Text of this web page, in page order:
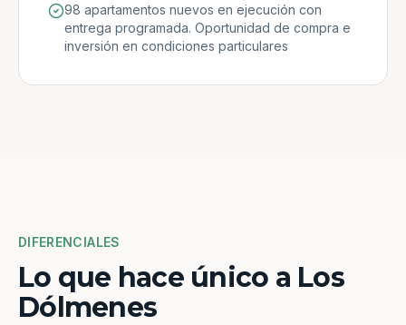
98 apartamentos nuevos en ejecución con
entrega programada. Oportunidad de compra e
inversión en condiciones particulares
DIFERENCIALES
Lo que hace único a Los
Dólmenes